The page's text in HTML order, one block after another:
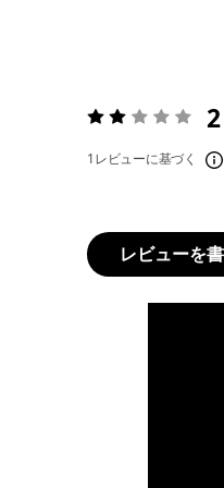
評価:2 / 5
1レビューに基づく
レビューを書